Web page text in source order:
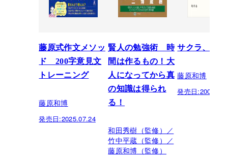
藤原式作文メソッ
ド 200字意見文
トレーニング
藤原和博
発売日:2025.07.24
賢人の勉強術 時
間は作るもの！大
人になってから真
の知識は得られ
る！
和田秀樹（監修）／
竹中平蔵（監修）／
藤原和博（監修）
サクラ、サク
藤原和博
発売日: